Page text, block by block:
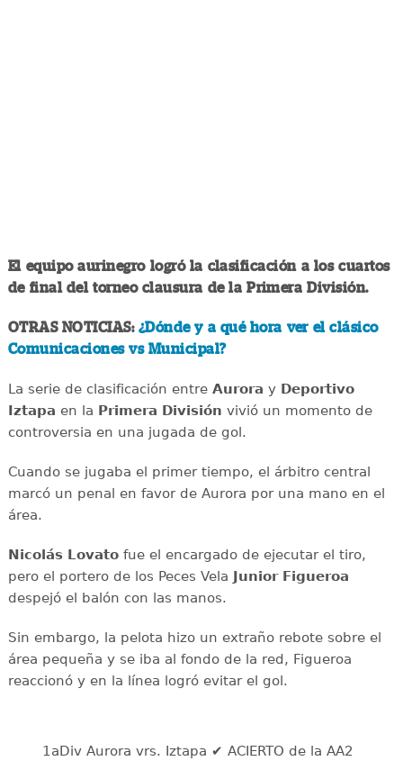
El equipo aurinegro logró la clasificación a los cuartos
de final del torneo clausura de la Primera División.
OTRAS NOTICIAS: ¿Dónde y a qué hora ver el clásico
Comunicaciones vs Municipal?
La serie de clasificación entre Aurora y Deportivo
Iztapa en la Primera División vivió un momento de
controversia en una jugada de gol.
Cuando se jugaba el primer tiempo, el árbitro central
marcó un penal en favor de Aurora por una mano en el
área.
Nicolás Lovatofue el encargado de ejecutar el tiro,
pero el portero de los Peces Vela Junior Figueroa
despejó el balón con las manos.
Sin embargo, la pelota hizo un extraño rebote sobre el
área pequeña y se iba al fondo de la red, Figueroa
reaccionó y en la línea logró evitar el gol.
1aDiv Aurora vrs. Iztapa ✔️ ACIERTO de la AA2